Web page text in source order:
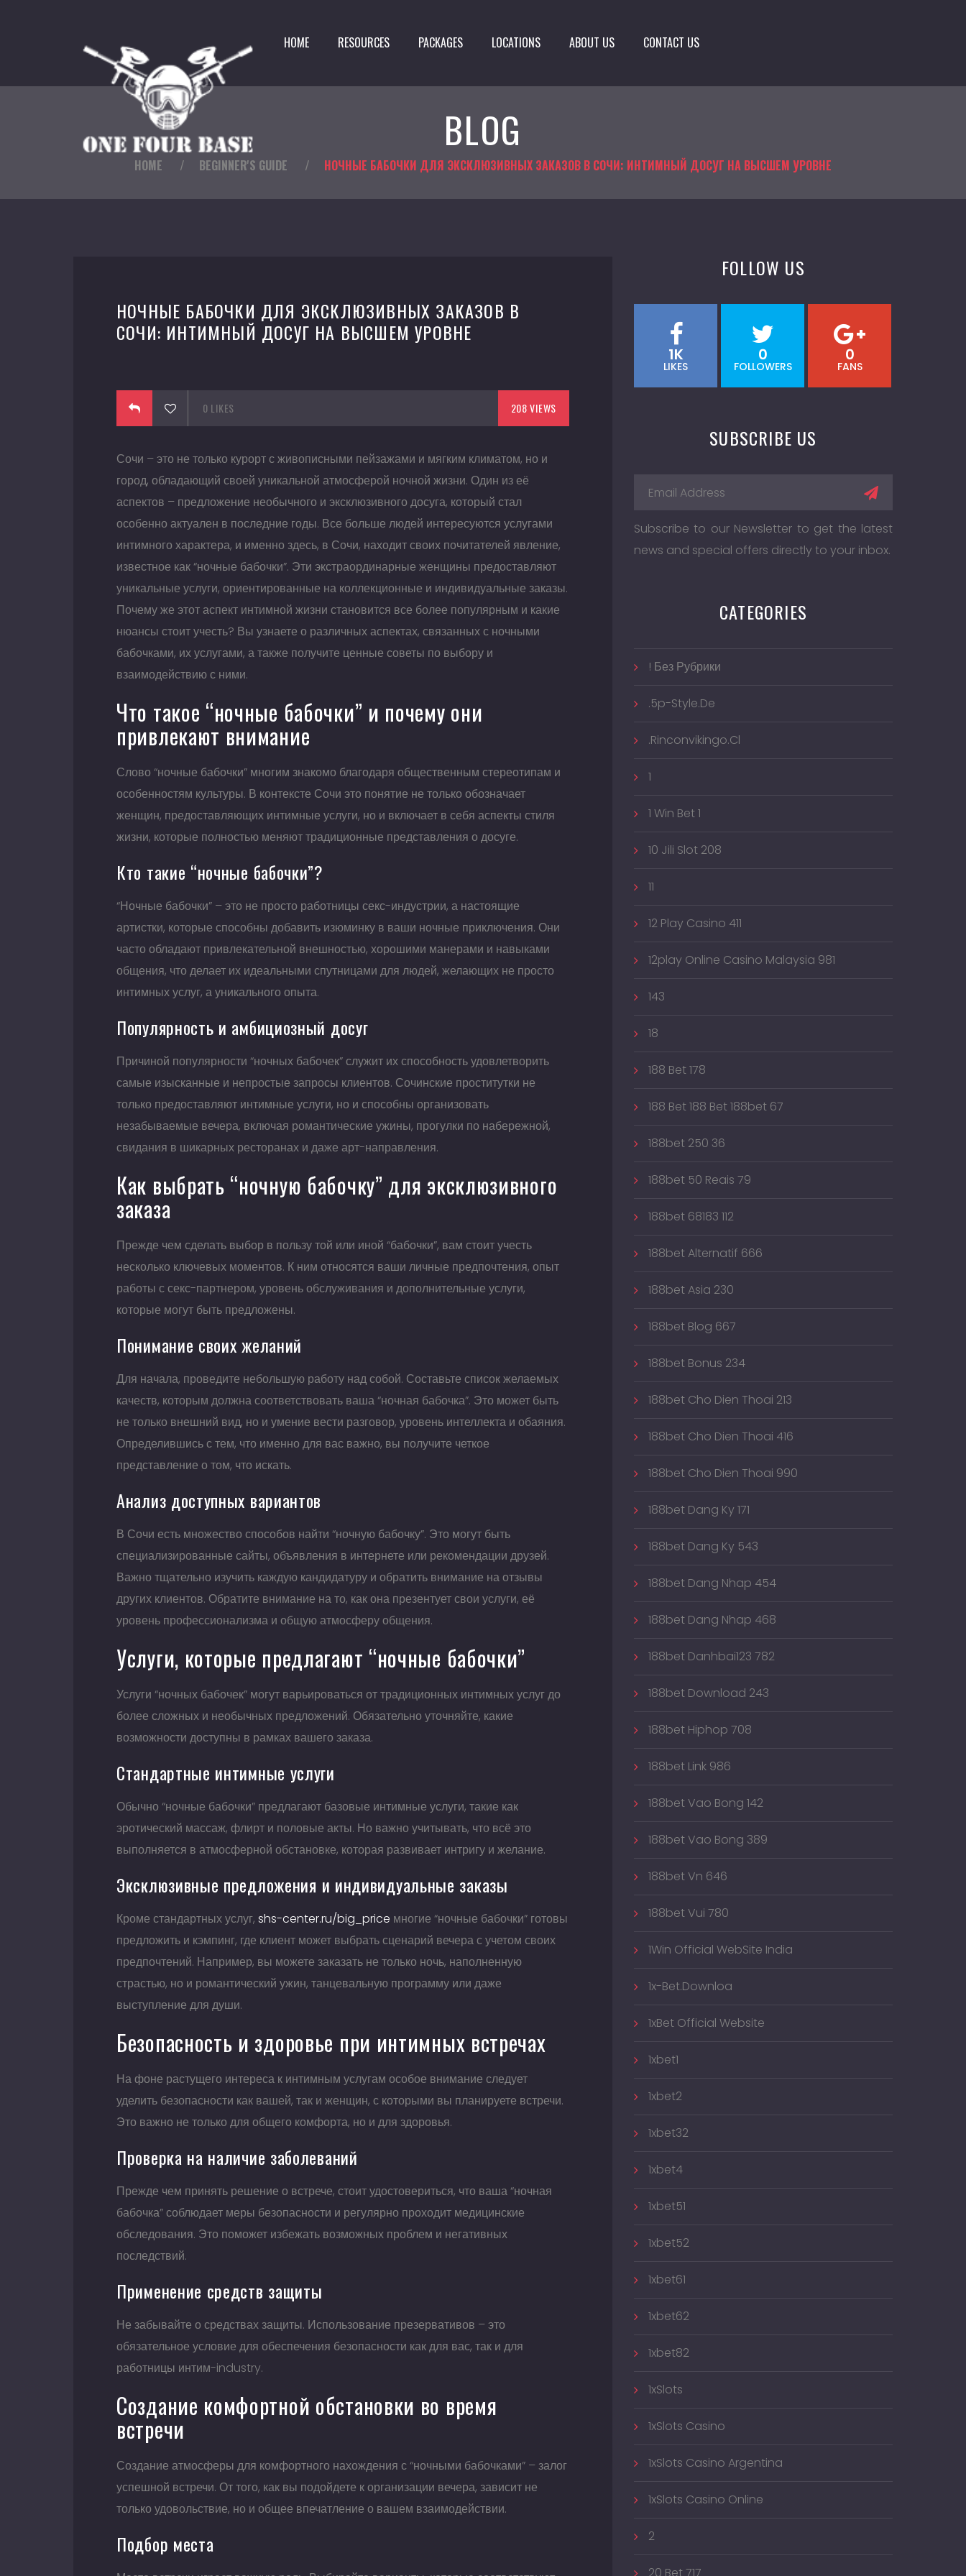
HOME RESOURCES PACKAGES LOCATIONS ABOUT US CONTACT US
BLOG
HOME / BEGINNER'S GUIDE / НОЧНЫЕ БАБОЧКИ ДЛЯ ЭКСКЛЮЗИВНЫХ ЗАКАЗОВ В СОЧИ: ИНТИМНЫЙ ДОСУГ НА ВЫСШЕМ УРОВНЕ
НОЧНЫЕ БАБОЧКИ ДЛЯ ЭКСКЛЮЗИВНЫХ ЗАКАЗОВ В
СОЧИ: ИНТИМНЫЙ ДОСУГ НА ВЫСШЕМ УРОВНЕ
0 LIKES 208 VIEWS
Сочи – это не только курорт с живописными пейзажами и мягким климатом, но и
город, обладающий своей уникальной атмосферой ночной жизни. Один из её
аспектов – предложение необычного и эксклюзивного досуга, который стал
особенно актуален в последние годы. Все больше людей интересуются услугами
интимного характера, и именно здесь, в Сочи, находит своих почитателей явление,
известное как “ночные бабочки”. Эти экстраординарные женщины предоставляют
уникальные услуги, ориентированные на коллекционные и индивидуальные заказы.
Почему же этот аспект интимной жизни становится все более популярным и какие
нюансы стоит учесть? Вы узнаете о различных аспектах, связанных с ночными
бабочками, их услугами, а также получите ценные советы по выбору и
взаимодействию с ними.
Что такое “ночные бабочки” и почему они
привлекают внимание
Слово “ночные бабочки” многим знакомо благодаря общественным стереотипам и
особенностям культуры. В контексте Сочи это понятие не только обозначает
женщин, предоставляющих интимные услуги, но и включает в себя аспекты стиля
жизни, которые полностью меняют традиционные представления о досуге.
Кто такие “ночные бабочки”?
“Ночные бабочки” – это не просто работницы секс-индустрии, а настоящие
артистки, которые способны добавить изюминку в ваши ночные приключения. Они
часто обладают привлекательной внешностью, хорошими манерами и навыками
общения, что делает их идеальными спутницами для людей, желающих не просто
интимных услуг, а уникального опыта.
Популярность и амбициозный досуг
Причиной популярности “ночных бабочек” служит их способность удовлетворить
самые изысканные и непростые запросы клиентов. Сочинские проститутки не
только предоставляют интимные услуги, но и способны организовать
незабываемые вечера, включая романтические ужины, прогулки по набережной,
свидания в шикарных ресторанах и даже арт-направления.
Как выбрать “ночную бабочку” для эксклюзивного
заказа
Прежде чем сделать выбор в пользу той или иной “бабочки”, вам стоит учесть
несколько ключевых моментов. К ним относятся ваши личные предпочтения, опыт
работы с секс-партнером, уровень обслуживания и дополнительные услуги,
которые могут быть предложены.
Понимание своих желаний
Для начала, проведите небольшую работу над собой. Составьте список желаемых
качеств, которым должна соответствовать ваша “ночная бабочка”. Это может быть
не только внешний вид, но и умение вести разговор, уровень интеллекта и обаяния.
Определившись с тем, что именно для вас важно, вы получите четкое
представление о том, что искать.
Анализ доступных вариантов
В Сочи есть множество способов найти “ночную бабочку”. Это могут быть
специализированные сайты, объявления в интернете или рекомендации друзей.
Важно тщательно изучить каждую кандидатуру и обратить внимание на отзывы
других клиентов. Обратите внимание на то, как она презентует свои услуги, её
уровень профессионализма и общую атмосферу общения.
Услуги, которые предлагают “ночные бабочки”
Услуги “ночных бабочек” могут варьироваться от традиционных интимных услуг до
более сложных и необычных предложений. Обязательно уточняйте, какие
возможности доступны в рамках вашего заказа.
Стандартные интимные услуги
Обычно “ночные бабочки” предлагают базовые интимные услуги, такие как
эротический массаж, флирт и половые акты. Но важно учитывать, что всё это
выполняется в атмосферной обстановке, которая развивает интригу и желание.
Эксклюзивные предложения и индивидуальные заказы
Кроме стандартных услуг, shs-center.ru/big_price многие “ночные бабочки” готовы
предложить и кэмпинг, где клиент может выбрать сценарий вечера с учетом своих
предпочтений. Например, вы можете заказать не только ночь, наполненную
страстью, но и романтический ужин, танцевальную программу или даже
выступление для души.
Безопасность и здоровье при интимных встречах
На фоне растущего интереса к интимным услугам особое внимание следует
уделить безопасности как вашей, так и женщин, с которыми вы планируете встречи.
Это важно не только для общего комфорта, но и для здоровья.
Проверка на наличие заболеваний
Прежде чем принять решение о встрече, стоит удостовериться, что ваша “ночная
бабочка” соблюдает меры безопасности и регулярно проходит медицинские
обследования. Это поможет избежать возможных проблем и негативных
последствий.
Применение средств защиты
Не забывайте о средствах защиты. Использование презервативов – это
обязательное условие для обеспечения безопасности как для вас, так и для
работницы интим-industry.
Создание комфортной обстановки во время
встречи
Создание атмосферы для комфортного нахождения с “ночными бабочками” – залог
успешной встречи. От того, как вы подойдете к организации вечера, зависит не
только удовольствие, но и общее впечатление о вашем взаимодействии.
Подбор места
FOLLOW US
1K
LIKES
0
FOLLOWERS
0
FANS
SUBSCRIBE US
Subscribe to our Newsletter to get the latest
news and special offers directly to your inbox.
CATEGORIES
! Без Рубрики
.5p-Style.de
.rinconvikingo.cl
1
1 Win Bet 1
10 Jili Slot 208
11
12 Play Casino 411
12play Online Casino Malaysia 981
143
18
188 Bet 178
188 Bet 188 Bet 188bet 67
188bet 250 36
188bet 50 Reais 79
188bet 68183 112
188bet Alternatif 666
188bet Asia 230
188bet Blog 667
188bet Bonus 234
188bet Cho Dien Thoai 213
188bet Cho Dien Thoai 416
188bet Cho Dien Thoai 990
188bet Dang Ky 171
188bet Dang Ky 543
188bet Dang Nhap 454
188bet Dang Nhap 468
188bet Danhbai123 782
188bet Download 243
188bet Hiphop 708
188bet Link 986
188bet Vao Bong 142
188bet Vao Bong 389
188bet Vn 646
188bet Vui 780
1Win Official WebSite India
1x-Bet.downloa
1xBet Official Website
1xbet1
1xbet2
1xbet32
1xbet4
1xbet51
1xbet52
1xbet61
1xbet62
1xbet82
1xSlots
1xSlots Casino
1xSlots Casino Argentina
1xSlots Casino Online
2